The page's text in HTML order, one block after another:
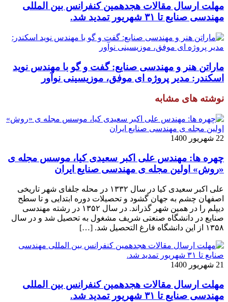
مهلت ارسال مقالات هجدهمین کنفرانس بین المللی
مهندسی صنایع تا ۳۱ شهریور تمدید شد.
ماراتن هنر و مهندسی صنایع: گفت و گو با مهندس نوید
اسکندر: مدیر پروژه ای موفق، موزیسینی نوآور
نوشته های مشابه
22 شهریور 1400
چهره ها: مهندس علی اکبر سعیدی کیا، موسس مجله ی
«روش» اولین مجله ی مهندسی صنایع ایران
علی اکبر سعیدی کیا در سال ۱۳۳۲ در محله جلفای شهر تاریخی
اصفهان چشم به جهان گشود و تحصیلات دوره ابتدایی و تا سطح
دیپلم را در همین شهر گذراند. در سال ۱۳۵۲ در رشته مهندسی
صنایع در دانشگاه صنعتی شریف مشغول به تحصیل شد و در سال
۱۳۵۸ از این دانشگاه فارغ التحصیل شد. […]
21 شهریور 1400
مهلت ارسال مقالات هجدهمین کنفرانس بین المللی
مهندسی صنایع تا ۳۱ شهریور تمدید شد.